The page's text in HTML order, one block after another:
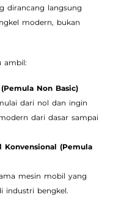
dirancang langsung
modern, bukan
ambil:
Non Basic)
dari nol dan ingin
dari dasar sampai
Konvensional (Pemula
mesin mobil yang
industri bengkel.